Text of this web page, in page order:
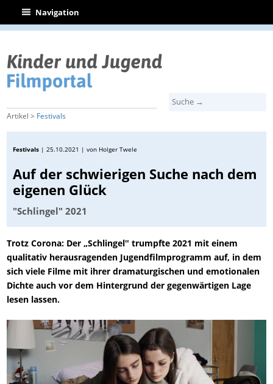
| Navigation
Artikel > Festivals
Festivals |25.10.2021 | von Holger Twele
Auf der schwierigen Suche nach dem
eigenen Glück
"Schlingel" 2021
Trotz Corona: Der „Schlingel‟ trumpfte 2021 mit einem
qualitativ herausragenden Jugendfilmprogramm auf, in dem
sich viele Filme mit ihrer dramaturgischen und emotionalen
Dichte auch vor dem Hintergrund der gegenwärtigen Lage
lesen lassen.